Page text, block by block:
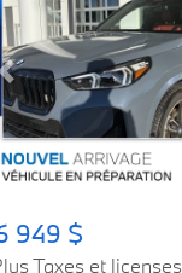
Previous
949 $
Taxes et licenses